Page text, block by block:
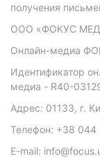
получения
ООО «ФОКУС
Онлайн-медиа
Идентификатор
медиа - R40-
Адрес: 01133, г.
Телефон: +38 044
E-mail: